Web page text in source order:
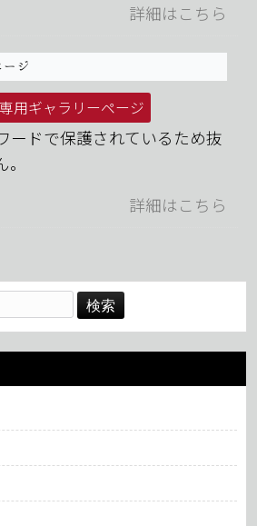
詳細はこちら
ジ
用ギャラリーページ
ードで保護されているため抜
詳細はこちら